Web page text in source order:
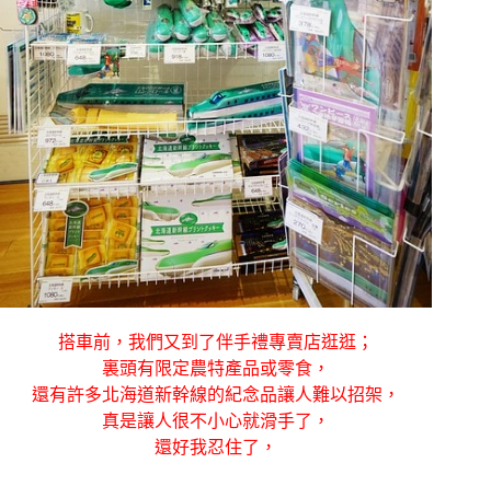
搭車前，我們又到了伴手禮專賣店逛逛；
裏頭有限定農特產品或零食，
還有許多北海道新幹線的紀念品讓人難以招架，
真是讓人很不小心就滑手了，
還好我忍住了，